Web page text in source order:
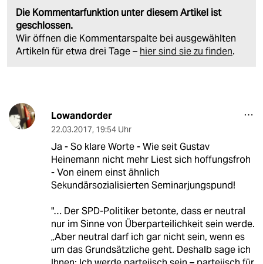
Die Kommentarfunktion unter diesem Artikel ist
geschlossen.
Wir öffnen die Kommentarspalte bei ausgewählten
Artikeln für etwa drei Tage – hier sind sie zu finden.
Lowandorder
22.03.2017, 19:54 Uhr
Ja - So klare Worte - Wie seit Gustav
Heinemann nicht mehr Liest sich hoffungsfroh
- Von einem einst ähnlich
Sekundärsozialisierten Seminarjungspund!
"… Der SPD-Politiker betonte, dass er neutral
nur im Sinne von Überparteilichkeit sein werde.
„Aber neutral darf ich gar nicht sein, wenn es
um das Grundsätzliche geht. Deshalb sage ich